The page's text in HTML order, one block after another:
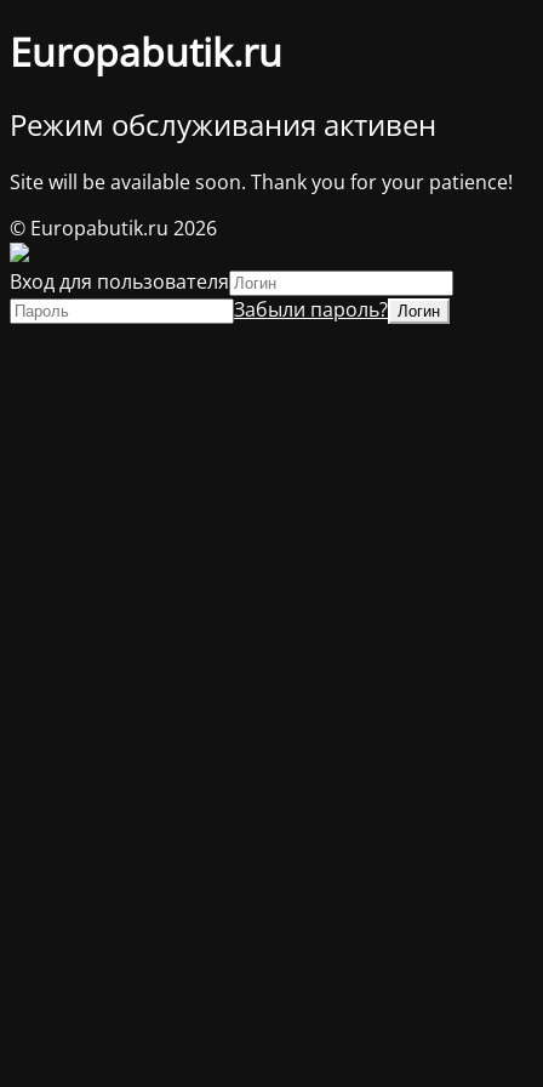
Europabutik.ru
Режим обслуживания активен
Site will be available soon. Thank you for your patience!
© Europabutik.ru 2026
Вход для пользователя
Забыли пароль?